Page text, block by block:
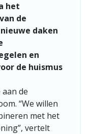
het
de
daken
en
de huismus
de
“We willen
met het
vertelt